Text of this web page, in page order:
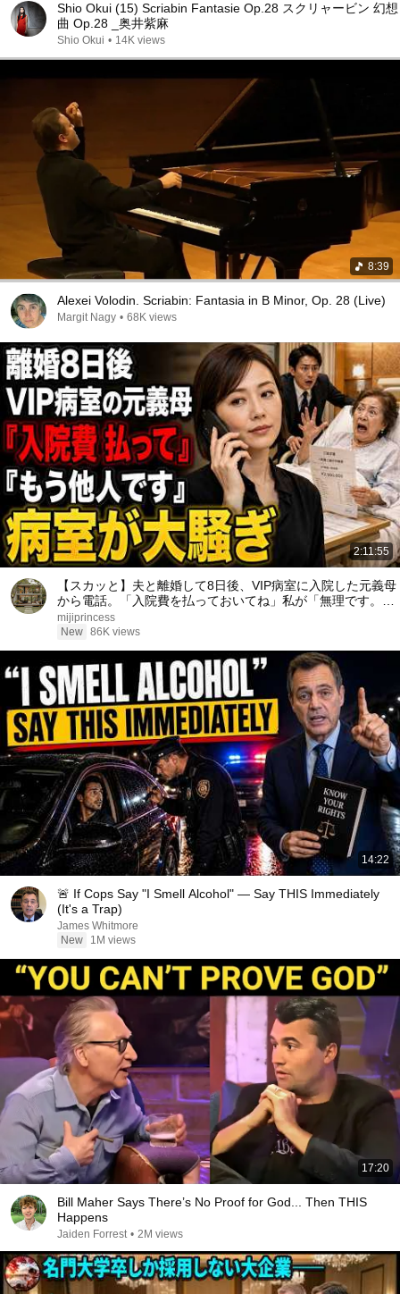
Shio Okui (15) Scriabin Fantasie Op.28 スクリャービン 幻想
曲 Op.28 _奥井紫麻
Shio Okui • 14K views
8:39
Alexei Volodin. Scriabin: Fantasia in B Minor, Op. 28 (Live)
Margit Nagy • 68K views
2:11:55
【スカッと】夫と離婚して8日後、VIP病室に入院した元義母
から電話。「入院費を払っておいてね」私が「無理です。だ
って、もう他人ですから」と答えた瞬間、病室は大騒ぎにな
った……。
mijiprincess
New 86K views
14:22
🚨 If Cops Say "I Smell Alcohol" — Say THIS Immediately
(It's a Trap)
James Whitmore
New
1M views
17:20
Bill Maher Says There’s No Proof for God... Then THIS
Happens
Jaiden Forrest • 2M views